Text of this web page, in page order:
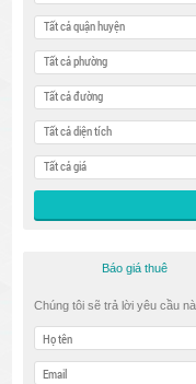
Tất cả quận huyện
Tất cả phường
Tất cả đường
Tất cả diện tích
Tất cả giá
Báo giá thuê
Chúng tôi sẽ trả lời yêu cầu